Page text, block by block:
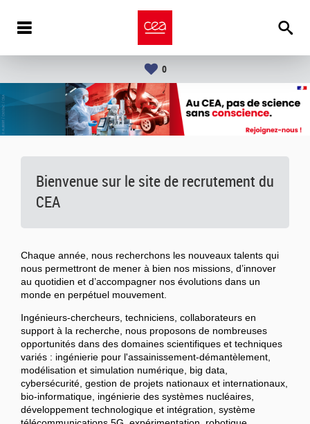
0
Bienvenue sur le site de recrutement du
CEA
Chaque année, nous recherchons les nouveaux talents qui
nous permettront de mener à bien nos missions, d’innover
au quotidien et d’accompagner nos évolutions dans un
monde en perpétuel mouvement.
Ingénieurs-chercheurs, techniciens, collaborateurs en
support à la recherche, nous proposons de nombreuses
opportunités dans des domaines scientifiques et techniques
variés : ingénierie pour l'assainissement-démantèlement,
modélisation et simulation numérique, big data,
cybersécurité, gestion de projets nationaux et internationaux,
bio-informatique, ingénierie des systèmes nucléaires,
développement technologique et intégration, système